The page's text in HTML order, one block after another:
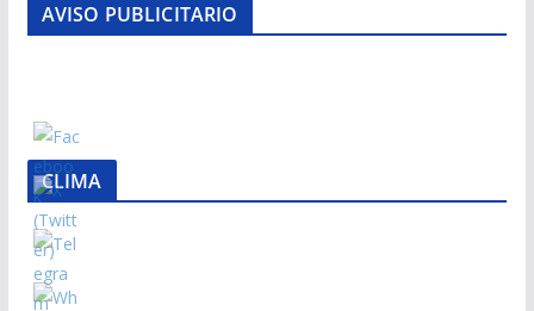
AVISO PUBLICITARIO
CLIMA